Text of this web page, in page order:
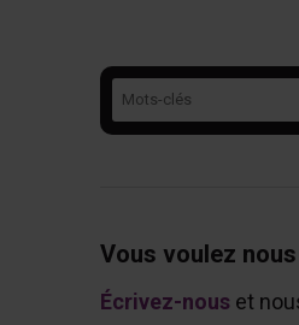
Vous voulez
Écrivez-nouset